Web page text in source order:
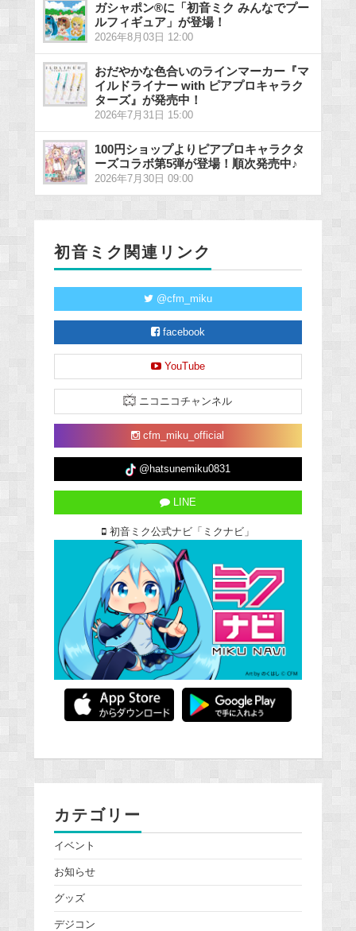
ガシャポン®に「初音ミク みんなでプー
ルフィギュア」が登場！
2026年8月03日 12:00
おだやかな色合いのラインマーカー『マ
イルドライナー with ピアプロキャラク
ターズ』が発売中！
2026年7月31日 15:00
100円ショップよりピアプロキャラクタ
ーズコラボ第5弾が登場！順次発売中♪
2026年7月30日 09:00
初音ミク関連リンク
@cfm_miku
facebook
YouTube
ニコニコチャンネル
cfm_miku_official
@hatsunemiku0831
LINE
初音ミク公式ナビ「ミクナビ」
カテゴリー
イベント
お知らせ
グッズ
デジコン